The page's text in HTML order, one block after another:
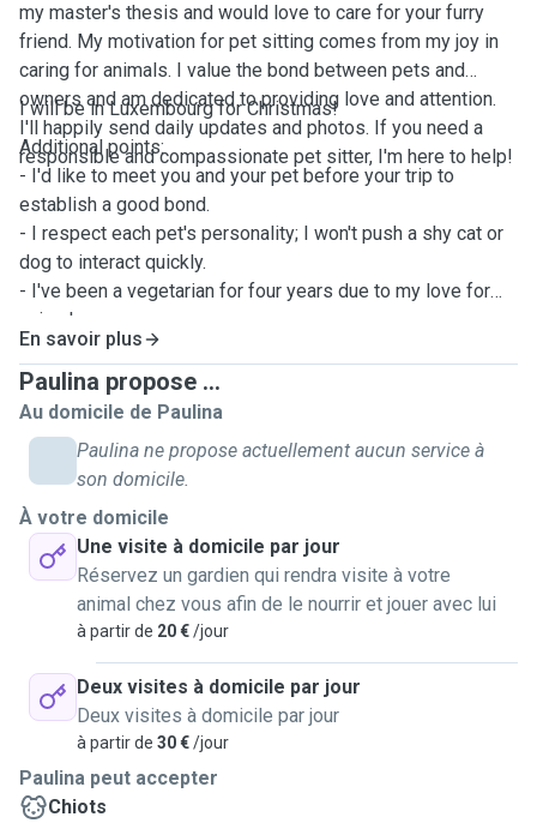
my master's thesis and would love to care for your furry
friend. My motivation for pet sitting comes from my joy in
caring for animals. I value the bond between pets and
owners and am dedicated to providing love and attention.
I'll happily send daily updates and photos. If you need a
responsible and compassionate pet sitter, I'm here to help!
I will be in Luxembourg for Christmas!
Additional points:
- I'd like to meet you and your pet before your trip to
establish a good bond.
- I respect each pet's personality; I won't push a shy cat or
dog to interact quickly.
- I've been a vegetarian for four years due to my love for
animals.
- I'm open to helping with minor tasks at your home (such
as taking care of plants for example). Grateful for the
opportunity to care for your pet.
Look forward to hearing from you! 😊
En savoir plus
Paulina propose ...
Au domicile de Paulina
Paulina ne propose actuellement aucun service à
son domicile.
À votre domicile
Une visite à domicile par jour
Réservez un gardien qui rendra visite à votre
animal chez vous afin de le nourrir et jouer avec lui
à partir de 20 €/jour
Deux visites à domicile par jour
Deux visites à domicile par jour
à partir de 30 €/jour
Paulina peut accepter
Chiots